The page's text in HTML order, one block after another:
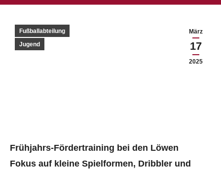
März
17
2025
Fußballabteilung
Jugend
Frühjahrs-Fördertraining bei den Löwen
Fokus auf kleine Spielformen, Dribbler und